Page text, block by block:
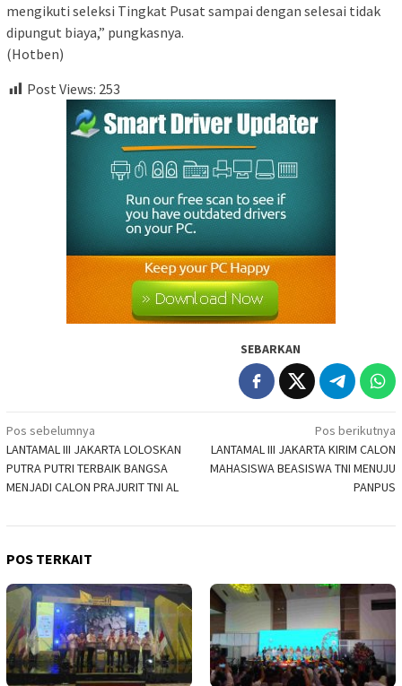
mengikuti seleksi Tingkat Pusat sampai dengan selesai tidak
dipungut biaya,” pungkasnya.
(Hotben)
Post Views: 253
SEBARKAN
Navigasi
pos
Pos sebelumnya
LANTAMAL III JAKARTA LOLOSKAN
PUTRA PUTRI TERBAIK BANGSA
MENJADI CALON PRAJURIT TNI AL
Pos berikutnya
LANTAMAL III JAKARTA KIRIM CALON
MAHASISWA BEASISWA TNI MENUJU
PANPUS
POS TERKAIT